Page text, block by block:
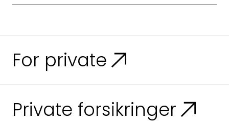
For private
Private forsikringer